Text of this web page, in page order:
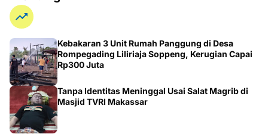
Kebakaran 3 Unit Rumah Panggung di Desa
Rompegading Liliriaja Soppeng, Kerugian Capai
Rp300 Juta
Tanpa Identitas Meninggal Usai Salat Magrib di
Masjid TVRI Makassar